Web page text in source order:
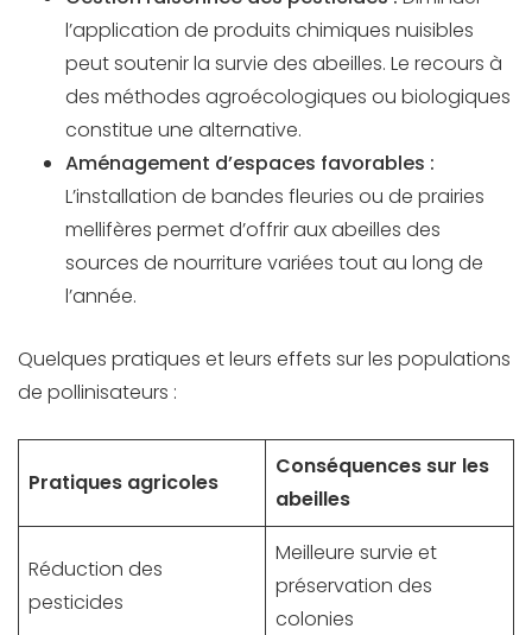
l’application de produits chimiques nuisibles
peut soutenir la survie des abeilles. Le recours à
des méthodes agroécologiques ou biologiques
constitue une alternative.
Aménagement d’espaces favorables :
L’installation de bandes fleuries ou de prairies
mellifères permet d’offrir aux abeilles des
sources de nourriture variées tout au long de
l’année.
Quelques pratiques et leurs effets sur les populations
de pollinisateurs :
Pratiques agricoles
Conséquences sur les
abeilles
Réduction des
pesticides
Meilleure survie et
préservation des
colonies